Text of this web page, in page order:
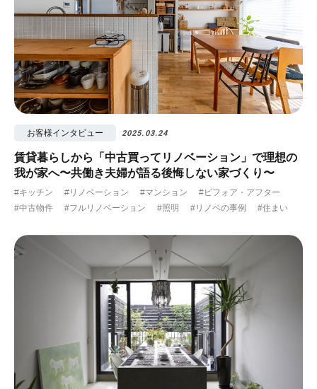
お客様インタビュー 2025.03.24
賃貸暮らしから「中古買ってリノベーション」で理想の
我が家へ〜共働き夫婦が語る後悔しない家づくり〜
#キッチン #リノベーション #マンション
#ビフォア・アフター
#中古物件
#フルリノベーション #照明 #リノベの事例 #住まい